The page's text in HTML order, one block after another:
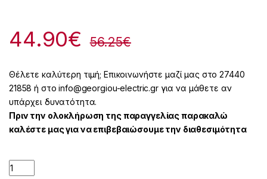
44.90€ 56.25€
Θέλετε καλύτερη τιμή; Επικοινωνήστε μαζί μας στο 27440
21858 ή στο info@georgiou-electric.gr για να μάθετε αν
υπάρχει δυνατότητα.
Πριν την ολοκλήρωση της παραγγελίας παρακαλώ
καλέστε μας για να επιβεβαιώσουμε την διαθεσιμότητα
Quantity